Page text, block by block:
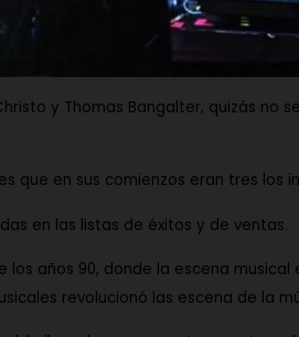
y Thomas Bangalter, quizás no
que en sus comienzos eran tres los
en las listas de éxitos y de ventas.
años 90, donde la escena musical
revolucionó las escena de la